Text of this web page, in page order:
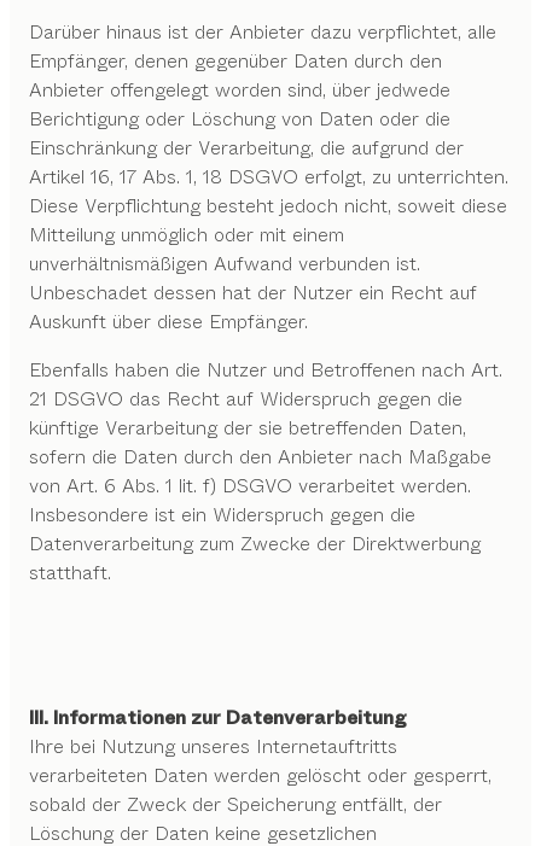
Darüber hinaus ist der Anbieter dazu verpflichtet, alle
Empfänger, denen gegenüber Daten durch den
Anbieter offengelegt worden sind, über jedwede
Berichtigung oder Löschung von Daten oder die
Einschränkung der Verarbeitung, die aufgrund der
Artikel 16, 17 Abs. 1, 18 DSGVO erfolgt, zu unterrichten.
Diese Verpflichtung besteht jedoch nicht, soweit diese
Mitteilung unmöglich oder mit einem
unverhältnismäßigen Aufwand verbunden ist.
Unbeschadet dessen hat der Nutzer ein Recht auf
Auskunft über diese Empfänger.
Ebenfalls haben die Nutzer und Betroffenen nach Art.
21 DSGVO das Recht auf Widerspruch gegen die
künftige Verarbeitung der sie betreffenden Daten,
sofern die Daten durch den Anbieter nach Maßgabe
von Art. 6 Abs. 1 lit. f) DSGVO verarbeitet werden.
Insbesondere ist ein Widerspruch gegen die
Datenverarbeitung zum Zwecke der Direktwerbung
statthaft.
III. Informationen zur Datenverarbeitung
Ihre bei Nutzung unseres Internetauftritts
verarbeiteten Daten werden gelöscht oder gesperrt,
sobald der Zweck der Speicherung entfällt, der
Löschung der Daten keine gesetzlichen